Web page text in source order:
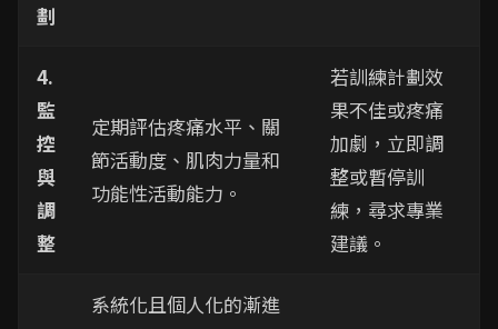
劃
4.
監
控
與
調
整
定期評估疼痛水平、關
節活動度、肌肉力量和
功能性活動能力。
若訓練計劃效
果不佳或疼痛
加劇，立即調
整或暫停訓
練，尋求專業
建議。
系統化且個人化的漸進